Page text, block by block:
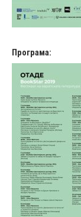
Програма: